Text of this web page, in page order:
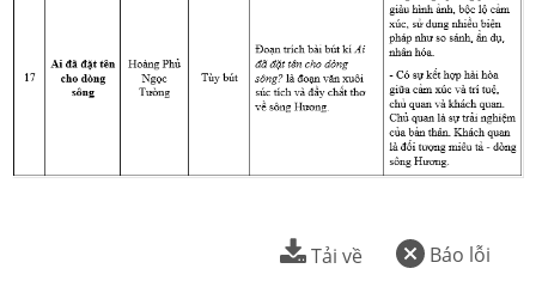
Báo lỗi
Tải về